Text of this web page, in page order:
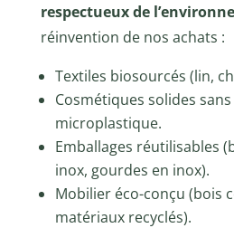
respectueux de
réinvention de nos achats :
Textiles biosourcés (lin,
Cosmétiques solides
microplastique.
Emballages réutilisables
inox, gourdes en inox).
Mobilier éco-conçu (bois
matériaux recyclés).